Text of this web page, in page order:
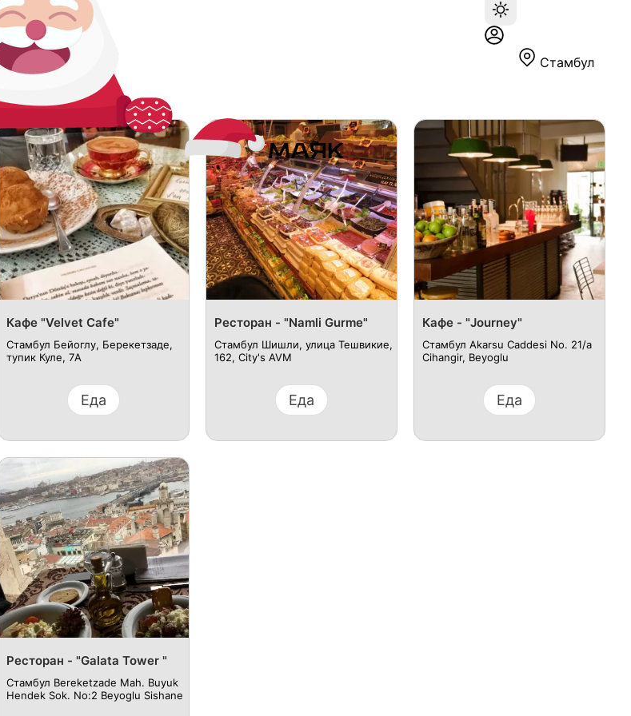
Стамбул
Кафе "Velvet Cafe"
Стамбул Бейоглу, Берекетзаде,
тупик Куле, 7A
Еда
Ресторан - "Namli Gurme"
Стамбул Шишли, улица Тешвикие,
162, City's AVM
Еда
Кафе - "Journey"
Стамбул Akarsu Caddesi No. 21/a
Cihangir, Beyoglu
Еда
Ресторан - "Galata Tower "
Стамбул Bereketzade Mah. Buyuk
Hendek Sok. No:2 Beyoglu Sishane